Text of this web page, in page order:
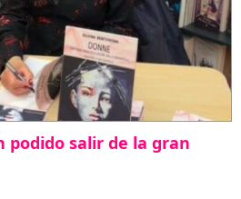
podido salir de la gran